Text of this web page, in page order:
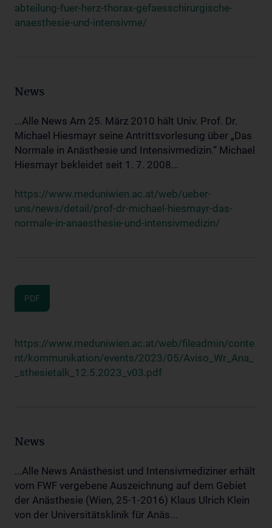
abteilung-fuer-herz-thorax-gefaesschirurgische-
anaesthesie-und-intensivme/
News
...Alle News Am 25. März 2010 hält Univ. Prof. Dr.
Michael Hiesmayr seine Antrittsvorlesung über „Das
Normale in Anästhesie und Intensivmedizin.“ Michael
Hiesmayr bekleidet seit 1. 7. 2008...
https://www.meduniwien.ac.at/web/ueber-
uns/news/detail/prof-dr-michael-hiesmayr-das-
normale-in-anaesthesie-und-intensivmedizin/
PDF
https://www.meduniwien.ac.at/web/fileadmin/conte
nt/kommunikation/events/2023/05/Aviso_Wr_Ana_
_sthesietalk_12.5.2023_v03.pdf
News
...Alle News Anästhesist und Intensivmediziner erhält
vom FWF vergebene Auszeichnung auf dem Gebiet
der Anästhesie (Wien, 25-1-2016) Klaus Ulrich Klein
von der Universitätsklinik für Anäs...